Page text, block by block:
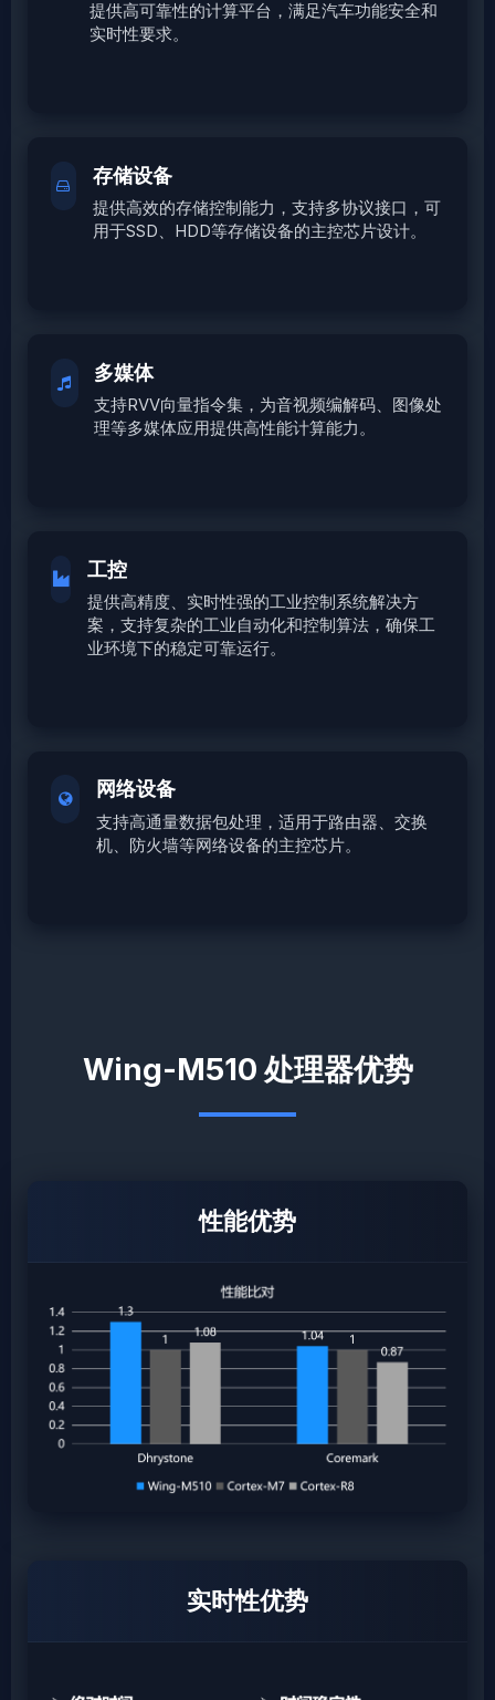
提供高可靠性的计算平台，满足汽车功能安全和
实时性要求。
存储设备
提供高效的存储控制能力，支持多协议接口，可
用于SSD、HDD等存储设备的主控芯片设计。
多媒体
支持RVV向量指令集，为音视频编解码、图像处
理等多媒体应用提供高性能计算能力。
工控
提供高精度、实时性强的工业控制系统解决方
案，支持复杂的工业自动化和控制算法，确保工
业环境下的稳定可靠运行。
网络设备
支持高通量数据包处理，适用于路由器、交换
机、防火墙等网络设备的主控芯片。
Wing-M510 处理器优势
性能优势
实时性优势